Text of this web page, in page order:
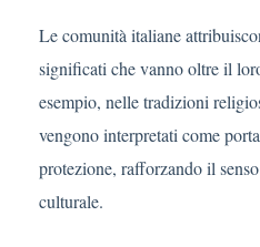
Le comunità italiane
significati che vanno oltre il
esempio, nelle tradizioni
vengono interpretati come
protezione, rafforzando il
culturale.